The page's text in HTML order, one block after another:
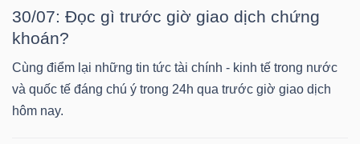
30/07: Đọc gì trước giờ giao dịch chứng
khoán?
Cùng điểm lại những tin tức tài chính - kinh tế trong nước
và quốc tế đáng chú ý trong 24h qua trước giờ giao dịch
hôm nay.
KHỎE
TÀI